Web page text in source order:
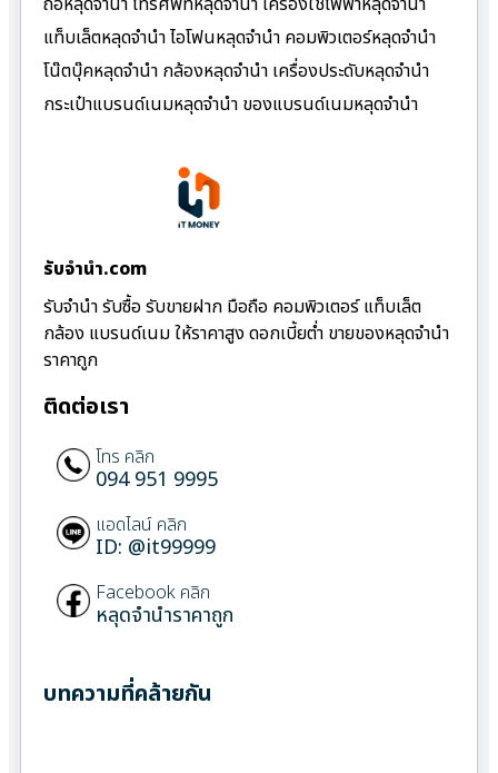
แท็บเล็ตหลุดจำนำ ไอโฟนหลุดจำนำ คอมพิวเตอร์หลุดจำนำ
โน๊ตบุ๊คหลุดจำนำ กล้องหลุดจำนำ เครื่องประดับหลุดจำนำ
กระเป๋าแบรนด์เนมหลุดจำนำ ของแบรนด์เนมหลุดจำนำ
รับจํานํา.com
รับจำนำ รับซื้อ รับขายฝาก มือถือ คอมพิวเตอร์ แท็บเล็ต
กล้อง แบรนด์เนม ให้ราคาสูง ดอกเบี้ยต่ำ ขายของหลุดจำนำ
ราคาถูก
ติดต่อเรา
โทร คลิก
094 951 9995
แอดไลน์ คลิก
ID: @it99999
Facebook คลิก
หลุดจำนำราคาถูก
บทความที่คล้ายกัน